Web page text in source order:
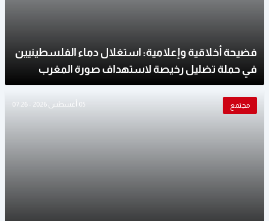
فضيحة أخلاقية وإعلامية: استغلال دماء الفلسطينيين
في حملة تضليل رخيصة لاستهداف صورة المغرب
مجتمع 05 أغسطس 2026 - 07:26